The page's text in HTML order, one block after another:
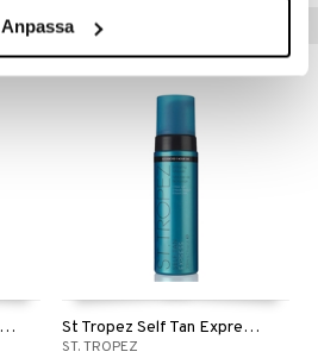
Anpassa
Tips til dig
St Tropez Dual Sided Velvet Luxe Applicator Mitt St Tropez Self Tan Express Bronzing Mousse
ST. TROPEZ